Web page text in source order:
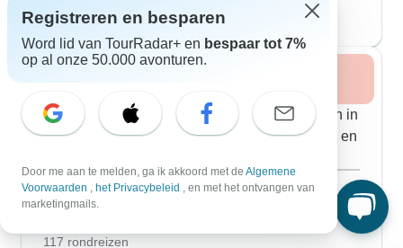
87 rondreizen
De herfst baadt de landschappen langs de Rijn in
goud. Bezoek wijngaarden tijdens de oogsttijd en
September 2026
90 rondreizen
117 rondreizen
Registreren en besparen
Word lid van TourRadar+ en bespaar tot 7%
op al onze 50.000 avonturen.
Door me aan te melden, ga ik akkoord met de Algemene
Voorwaarden , het Privacybeleid , en met het ontvangen van
marketingmails.